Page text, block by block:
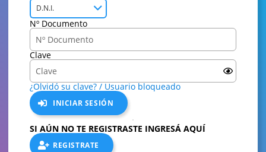
D.N.I.
Nº Documento
Clave
¿Olvidó su clave? / Usuario bloqueado
INICIAR SESIÓN
SI AÚN NO TE REGISTRASTE INGRESÁ AQUÍ
REGISTRATE